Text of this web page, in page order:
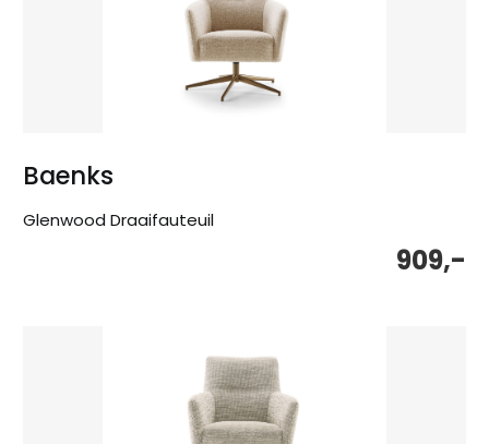
Baenks
Glenwood Draaifauteuil
909,-